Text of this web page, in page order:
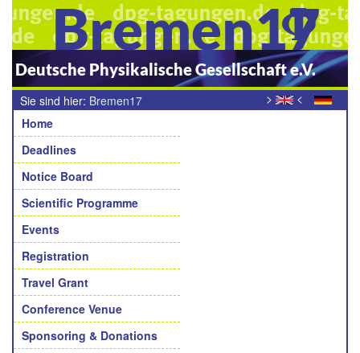
Bremen17
Deutsche Physikalische Gesellschaft e.V.
> <
Sie sind hier: Bremen17
Navigation
Home
Deadlines
Notice Board
Scientific Programme
Events
Registration
Travel Grant
Conference Venue
Sponsoring & Donations